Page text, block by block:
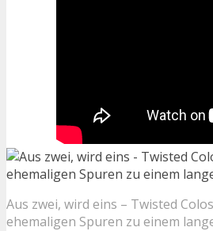
Aus zwei, wird eins – Twisted
ehemaligen Spuren zu einem